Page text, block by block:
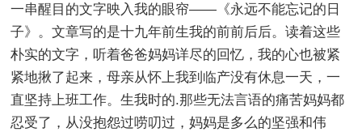
一串醒目的文字映入我的眼帘——《永远不能忘记的日
子》。文章写的是十九年前生我的前前后后。读着这些
朴实的文字，听着爸爸妈妈详尽的回忆，我的心也被紧
紧地揪了起来，母亲从怀上我到临产没有休息一天，一
直坚持上班工作。生我时的.那些无法言语的痛苦妈妈都
忍受了，从没抱怨过唠叨过，妈妈是多么的坚强和伟